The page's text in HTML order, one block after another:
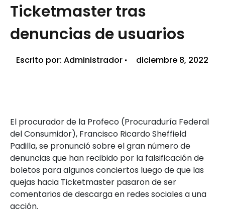
Ticketmaster tras
denuncias de usuarios
Escrito por: Administrador diciembre 8, 2022
El procurador de la Profeco (Procuraduría Federal
del Consumidor), Francisco Ricardo Sheffield
Padilla, se pronunció sobre el gran número de
denuncias que han recibido por la falsificación de
boletos para algunos conciertos luego de que las
quejas hacia Ticketmaster pasaron de ser
comentarios de descarga en redes sociales a una
acción.